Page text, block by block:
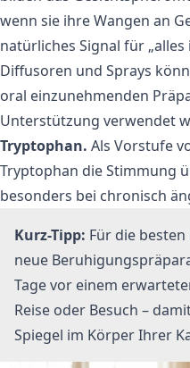
wenn sie ihre Wangen an
natürliches Signal für
Diffusoren und Sprays
oral einzunehmenden
Unterstützung verwendet
Tryptophan. Als Vorstufe
Tryptophan die Stimmung
besonders bei chronisch
Kurz-Tipp: Für die
neue
Tage vor einem
Reise oder Besuch –
Spiegel im Körper Ihrer